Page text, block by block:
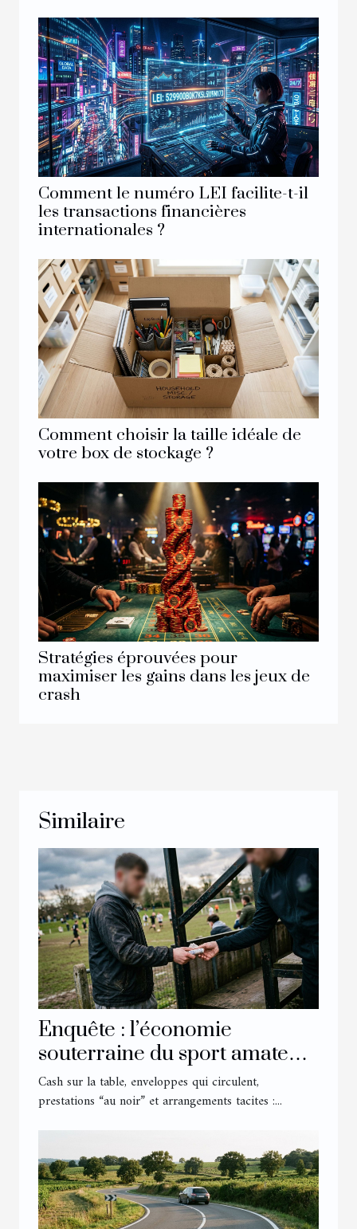
Comment le numéro LEI facilite-t-il
les transactions financières
internationales ?
Comment choisir la taille idéale de
votre box de stockage ?
Stratégies éprouvées pour
maximiser les gains dans les jeux de
crash
Similaire
Enquête : l’économie
souterraine du sport amateur
en France
Cash sur la table, enveloppes qui circulent,
prestations “au noir” et arrangements tacites :...